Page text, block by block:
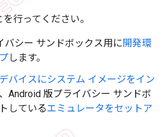
行ってください。
バシー サンドボックス用に開発環
します。
バイスにシステム イメージをイン
Android 版プライバシー サンドボ
しているエミュレータをセットア